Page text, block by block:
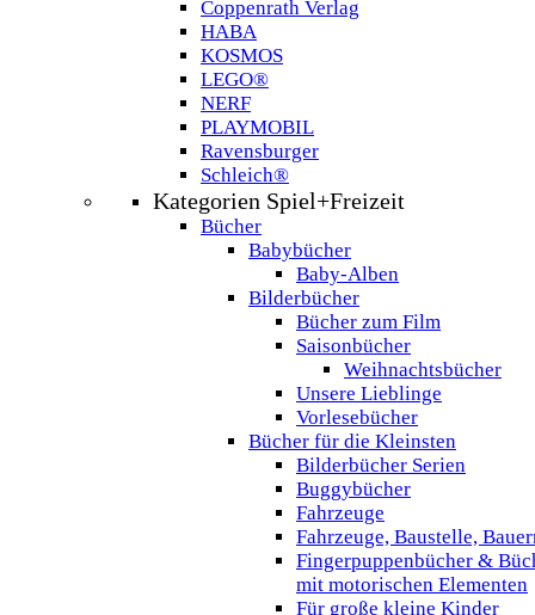
Coppenrath Verlag
HABA
KOSMOS
LEGO®
NERF
PLAYMOBIL
Ravensburger
Schleich®
Kategorien Spiel+Freizeit
Bücher
Babybücher
Baby-Alben
Bilderbücher
Bücher zum Film
Saisonbücher
Weihnachtsbücher
Unsere Lieblinge
Vorlesebücher
Bücher für die Kleinsten
Bilderbücher Serien
Buggybücher
Fahrzeuge
Fahrzeuge, Baustelle,
Fingerpuppenbücher &
mit motorischen Elementen
Für große kleine Kinder